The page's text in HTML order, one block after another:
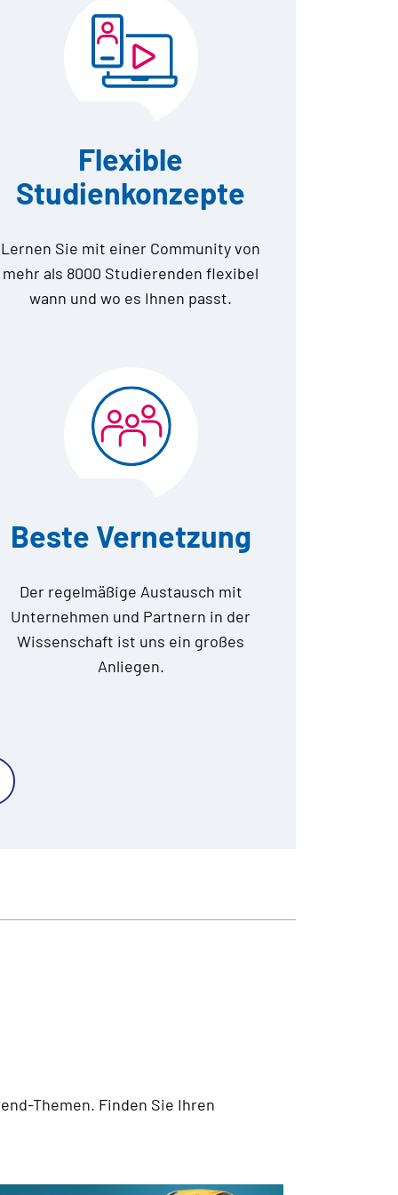
Flexible
Studienkonzepte
Lernen Sie mit einer Community von
mehr als 8000 Studierenden flexibel
wann und wo es Ihnen passt.
Beste Vernetzung
Der regelmäßige Austausch mit
Unternehmen und Partnern in der
Wissenschaft ist uns ein großes
Anliegen.
Themen. Finden Sie Ihren